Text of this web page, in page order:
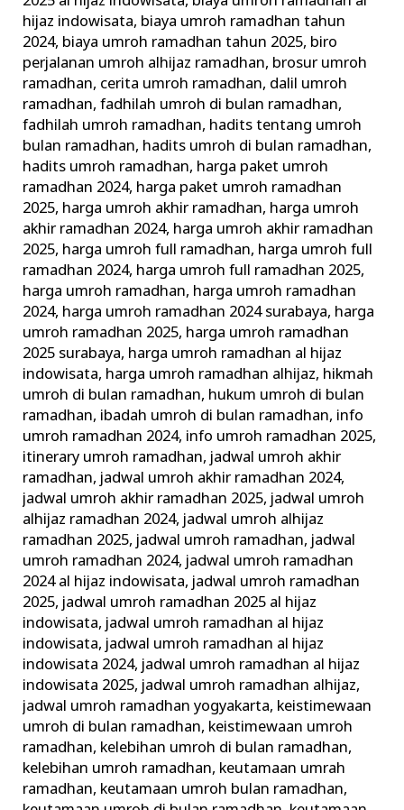
hijaz indowisata, biaya umroh ramadhan tahun
2024, biaya umroh ramadhan tahun 2025, biro
perjalanan umroh alhijaz ramadhan, brosur umroh
ramadhan, cerita umroh ramadhan, dalil umroh
ramadhan,fadhilah umroh di bulan ramadhan,
fadhilah umroh ramadhan, hadits tentang umroh
bulan ramadhan, hadits umroh di bulan ramadhan,
hadits umroh ramadhan, harga paket umroh
ramadhan 2024, harga paket umroh ramadhan
2025, harga umroh akhir ramadhan, harga umroh
akhir ramadhan 2024, harga umroh akhir ramadhan
2025, harga umroh full ramadhan, harga umroh full
ramadhan 2024, harga umroh full ramadhan 2025,
harga umroh ramadhan, harga umroh ramadhan
2024, harga umroh ramadhan 2024 surabaya, harga
umroh ramadhan 2025, harga umroh ramadhan
2025 surabaya, harga umroh ramadhan al hijaz
indowisata, harga umroh ramadhan alhijaz, hikmah
umroh di bulan ramadhan, hukum umroh di bulan
ramadhan, ibadah umroh di bulan ramadhan, info
umroh ramadhan 2024, info umroh ramadhan 2025,
itinerary umroh ramadhan, jadwal umroh akhir
ramadhan, jadwal umroh akhir ramadhan 2024,
jadwal umroh akhir ramadhan 2025, jadwal umroh
alhijaz ramadhan 2024, jadwal umroh alhijaz
ramadhan 2025, jadwal umroh ramadhan, jadwal
umroh ramadhan 2024, jadwal umroh ramadhan
2024 al hijaz indowisata, jadwal umroh ramadhan
2025, jadwal umroh ramadhan 2025 al hijaz
indowisata, jadwal umroh ramadhan al hijaz
indowisata, jadwal umroh ramadhan al hijaz
indowisata 2024, jadwal umroh ramadhan al hijaz
indowisata 2025, jadwal umroh ramadhan alhijaz,
jadwal umroh ramadhan yogyakarta, keistimewaan
umroh di bulan ramadhan, keistimewaan umroh
ramadhan, kelebihan umroh di bulan ramadhan,
kelebihan umroh ramadhan, keutamaan umrah
ramadhan, keutamaan umroh bulan ramadhan,